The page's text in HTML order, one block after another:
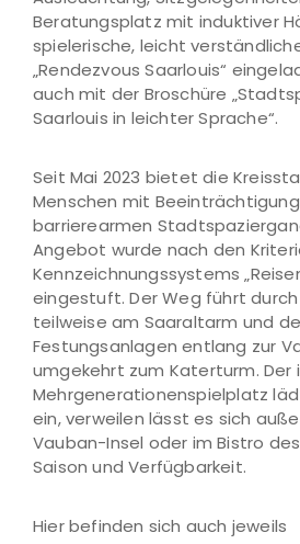
Beratungsplatz mit induktiver
spielerische, leicht
„Rendezvous Saarlouis“
auch mit der Broschüre
Saarlouis in leichter Sprache“.
Seit Mai 2023 bietet die
Menschen mit
barrierearmen
Angebot wurde nach den
Kennzeichnungssystems
eingestuft. Der Weg führt
teilweise am Saaraltarm und
Festungsanlagen entlang zur
umgekehrt zum Katerturm. Der
Mehrgenerationenspielplatz
ein, verweilen lässt es sich
Vauban-Insel oder im Bistro
Saison und Verfügbarkeit.
Hier befinden sich auch jeweils